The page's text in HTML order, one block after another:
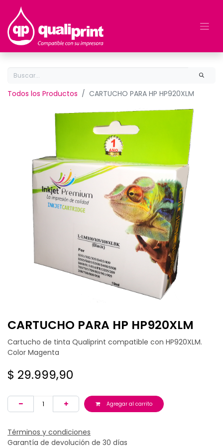
Todos los Productos CARTUCHO PARA HP HP920XLM
CARTUCHO PARA HP HP920XLM
Cartucho de tinta Qualiprint compatible con HP920XLM.
Color Magenta
$ 29.999,90
Agregar al carrito
Términos y condiciones
Garantía de devolución de 30 días